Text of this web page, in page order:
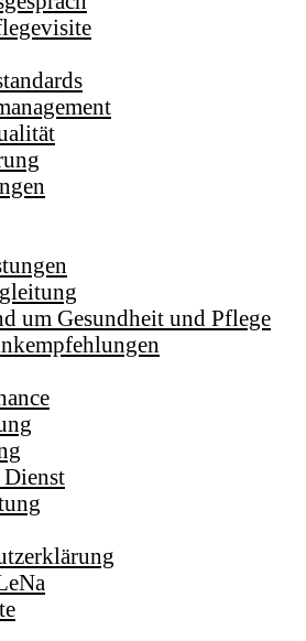
um Gesundheit und Pflege